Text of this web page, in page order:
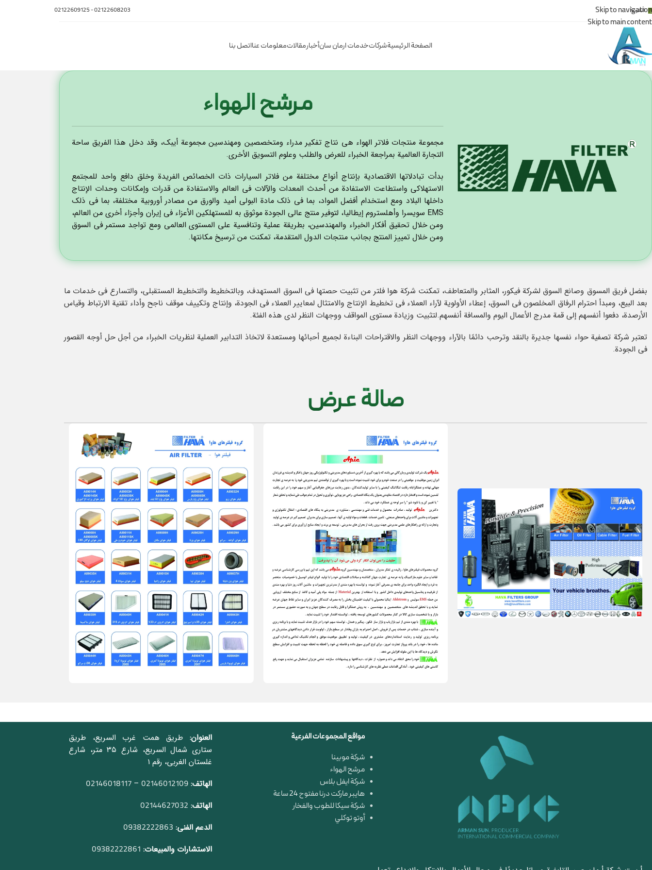
Skip to navigation
Skip to main content
العربية 02122608203
-
02122609125
الصفحة الرئيسيةشركاتخدمات ارمان سانأخبارمقالاتمعلومات عنااتصل بنا
مرشح الهواء
مجموعة منتجات فلاتر الهواء هي نتاج تفكير مدراء ومتخصصين ومهندسين مجموعة أيبك، وقد دخل هذا الفريق ساحة
التجارة العالمية بمراجعة الخبراء للعرض والطلب وعلوم التسويق الأخرى.
بدأت تبادلاتها الاقتصادية بإنتاج أنواع مختلفة من فلاتر السيارات ذات الخصائص الفريدة وخلق دافع واحد للمجتمع
الاستهلاكي واستطاعت الاستفادة من أحدث المعدات والآلات في العالم والاستفادة من قدرات وإمكانات وحدات الإنتاج
داخلها البلاد ومع استخدام أفضل المواد، بما في ذلك مادة البولي أميد والورق من مصادر أوروبية مختلفة، بما في ذلك
EMS سويسرا وأهلستروم إيطاليا، لتوفير منتج عالي الجودة موثوق به للمستهلكين الأعزاء في إيران وأجزاء أخرى من العالم،
ومن خلال تحقيق أفكار الخبراء والمهندسين، بطريقة عملية وتنافسية على المستوى العالمي ومع تواجد مستمر في السوق
ومن خلال تمييز المنتج بجانب منتجات الدول المتقدمة، تمكنت من ترسيخ مكانتها.
بفضل فريق المسوق وصانع السوق لشركة فيكور، المثابر والمتعاطف، تمكنت شركة هوا فلتر من تثبيت حصتها في السوق المستهدف، وبالتخطيط والتخطيط المستقبلي، والتسارع في خدمات ما
بعد البيع، ومبدأ احترام الرفاق المخلصون في السوق، إعطاء الأولوية لآراء العملاء في تخطيط الإنتاج والامتثال لمعايير العملاء في الجودة، وإنتاج وتكييف موقف ناجح وأداء تقنية الارتباط وقياس
الأرصدة، دفعوا أنفسهم إلى قمة مدرج الأعمال اليوم والمسافة أنفسهم.لتثبيت وزيادة مستوى المواقف ووجهات النظر لدى هذه الفئة.
تعتبر شركة تصفية حواء نفسها جديرة بالنقد وترحب دائمًا بالآراء ووجهات النظر والاقتراحات البناءة لجميع أحبائها ومستعدة لاتخاذ التدابير العملية لنظريات الخبراء من أجل حل أوجه القصور
في الجودة.
صالة عرض
مواقع المجموعات الفرعية
شركة موبينا
مرشح الهواء
شركة ايفل بلاس
هايبر ماركت درنا مفتوح 24 ساعة
شركة سيكا للطوب والفخار
أوتو توكلي
العنوان: طريق همت غرب السريع، طريق
ستاري شمال السريع، شارع ٣٥ متر، شارع
غلستان الغربي، رقم ١
الهاتف:02146012109
–
02146018117
الهاتف: 02144627032
الدعم الفني: 09382222863
الاستشارات والمبيعات: 09382222861